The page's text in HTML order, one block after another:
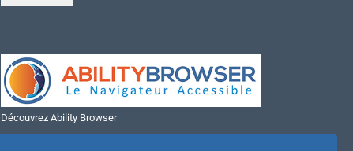
Découvrez Ability Browser